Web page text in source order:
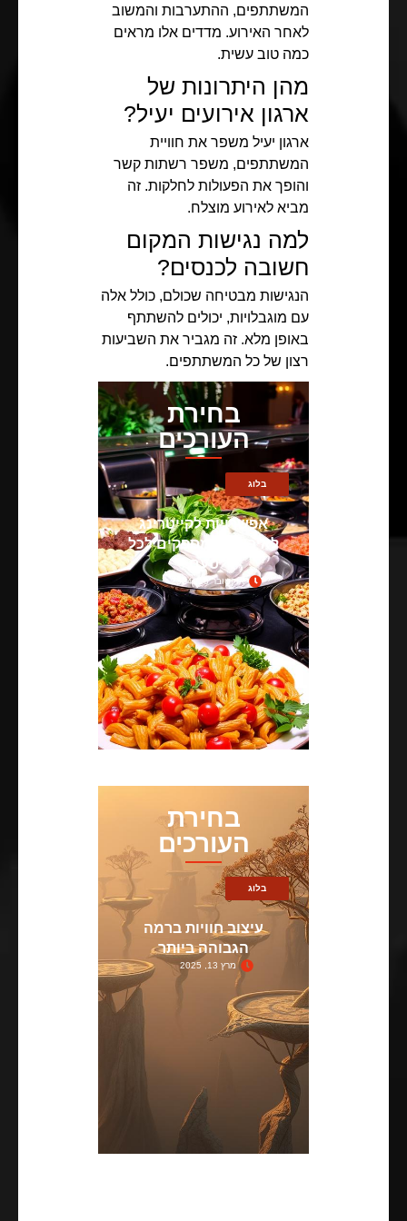
המשתתפים, ההתערבות והמשוב
לאחר האירוע. מדדים אלו מראים
כמה טוב עשית.
מהן היתרונות של
ארגון אירועים יעיל?
ארגון יעיל משפר את חוויית
המשתתפים, משפר רשתות קשר
והופך את הפעולות לחלקות. זה
מביא לאירוע מוצלח.
למה נגישות המקום
חשובה לכנסים?
הנגישות מבטיחה שכולם, כולל אלה
עם מוגבלויות, יכולים להשתתף
באופן מלא. זה מגביר את השביעות
רצון של כל המשתתפים.
בחירת
העורכים
בלוג
אפשרויות לקייטרינג
לאירועים: מספקים לכל
טעם
אוקטובר 18, 2024
בחירת
העורכים
בלוג
עיצוב חוויות ברמה
הגבוהה ביותר
מרץ 13, 2025